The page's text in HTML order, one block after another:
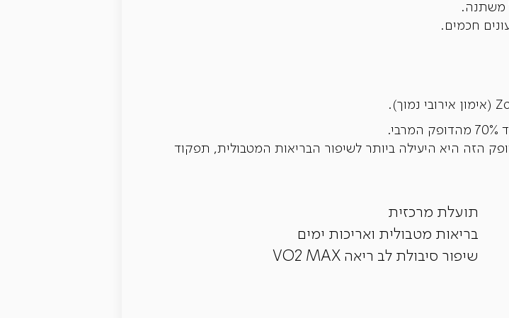
משתנה.
הזה היא היעילה ביותר לשיפור הבריאות המטבולית, תפקוד
תועלת מרכזית
בריאות מטבולית ואריכות ימים
שיפור סיבולת לב ריאה VO2 MAX